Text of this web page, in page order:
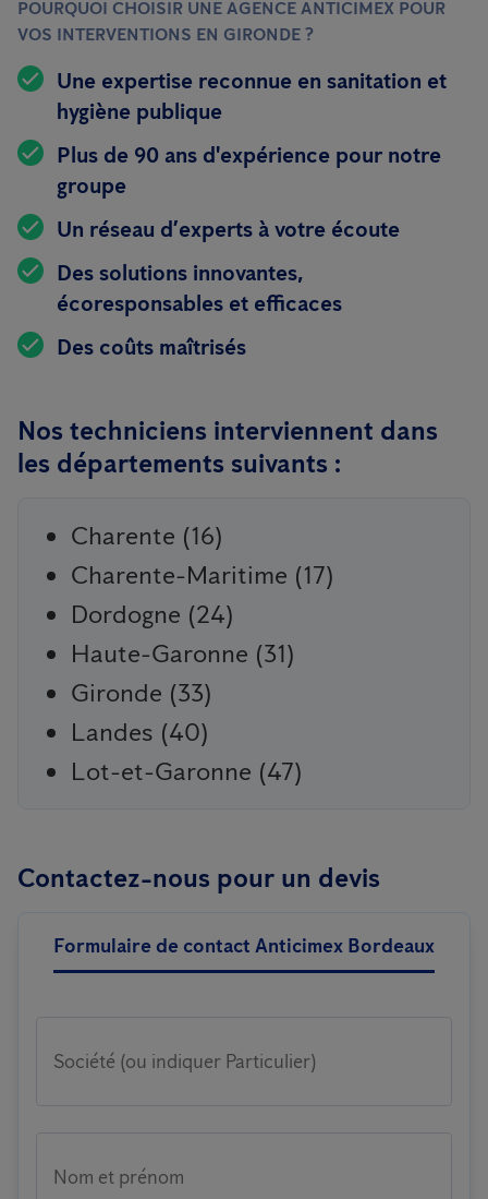
POURQUOI CHOISIR UNE AGENCE ANTICIMEX POUR
VOS INTERVENTIONS EN GIRONDE ?
Une expertise reconnue en sanitation et
hygiène publique
Plus de 90 ans d'expérience pour notre
groupe
Un réseau d’experts à votre écoute
Des solutions innovantes,
écoresponsables et efficaces
Des coûts maîtrisés
Nos techniciens interviennent dans
les départements suivants :
Charente (16)
Charente-Maritime (17)
Dordogne (24)
Haute-Garonne (31)
Gironde (33)
Landes (40)
Lot-et-Garonne (47)
Contactez-nous pour un devis
Formulaire de contact Anticimex Bordeaux
Société (ou indiquer Particulier)
Nom et prénom